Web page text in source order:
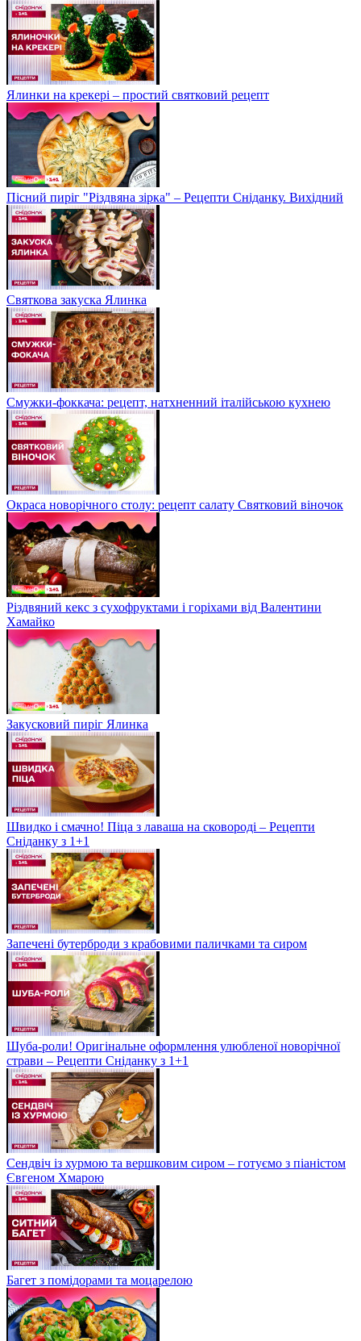
Ялинки на крекері – простий святковий рецепт
Пісний пиріг "Різдвяна зірка" – Рецепти Сніданку. Вихідний
Святкова закуска Ялинка
Смужки-фоккача: рецепт, натхненний італійською кухнею
Окраса новорічного столу: рецепт салату Святковий віночок
Різдвяний кекс з сухофруктами і горіхами від Валентини
Хамайко
Закусковий пиріг Ялинка
Швидко і смачно! Піца з лаваша на сковороді – Рецепти
Сніданку з 1+1
Запечені бутерброди з крабовими паличками та сиром
Шуба-роли! Оригінальне оформлення улюбленої новорічної
страви – Рецепти Сніданку з 1+1
Сендвіч із хурмою та вершковим сиром – готуємо з піаністом
Євгеном Хмарою
Багет з помідорами та моцарелою